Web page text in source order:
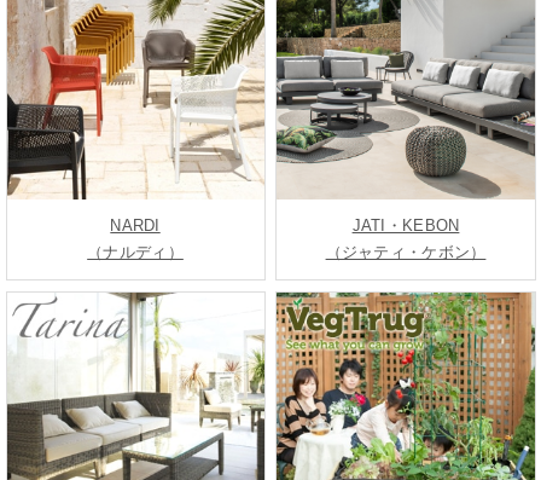
NARDI
（ナルディ）
JATI・KEBON
（ジャティ・ケボン）